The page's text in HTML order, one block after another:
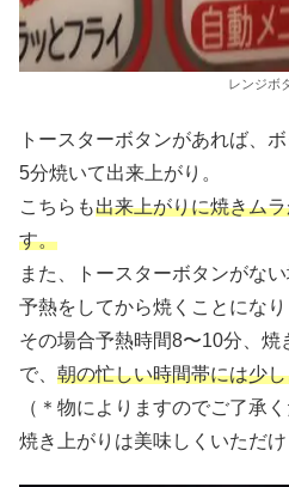
レンジボ
トースターボタンがあれば、
5分焼いて出来上がり。
こちらも出来上がりに焼きム
す。
また、トースターボタンがな
予熱をしてから焼くことになり
その場合予熱時間8〜10分、
で、 朝の忙しい時間帯には少
（＊物によりますのでご了承く
焼き上がりは美味しくいただけ